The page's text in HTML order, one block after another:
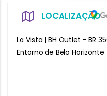
LOCALIZAÇÃO
La Vista | BH Outlet - BR
Entorno de Belo Horizonte